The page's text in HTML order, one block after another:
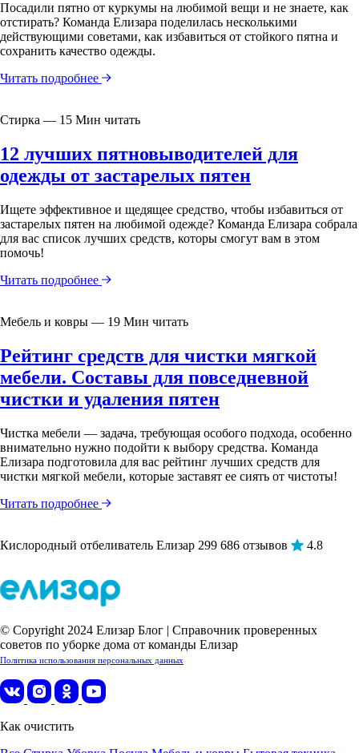
Посадили пятно от куркумы на любимой вещи и не знаете, как
отстирать? Команда Елизара поделилась несколькими
действующими советами, как избавиться от стойкого пятна и
сохранить качество одежды.
Читать подробнее
Стирка — 15 Мин читать
12 лучших пятновыводителей для
одежды от застарелых пятен
Ищете эффективное и щедящее средство, чтобы избавиться от
застарелых пятен на любимой одежде? Команда Елизара собрала
для вас список лучших средств, которы смогут вам в этом
помочь!
Читать подробнее
Мебель и ковры — 19 Мин читать
Рейтинг средств для чистки мягкой
мебели. Составы для повседневной
чистки и удаления пятен
Чистка мебели — задача, требующая особого подхода, особенно
внимательно нужно подойти к выбору средства. Команда
Елизара подготовила для вас рейтинг лучших средств для
чистки мягкой мебели, которые заставят ее сиять от чистоты!
Читать подробнее
Кислородный отбеливатель Елизар 299 686 отзывов 4.8
© Copyright 2024 Елизар Блог | Справочник проверенных
советов по уборке дома от команды Елизар
Политика использования персональных данных
Как очистить